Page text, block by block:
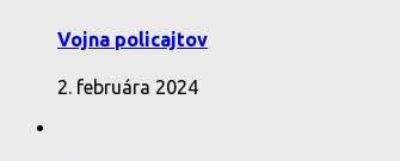
Vojna policajtov
2. februára 2024